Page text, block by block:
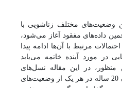
وضعیت‌های مختلف زناشویی با
داده‌های مفقود آغاز می‌شود،
مرتبط با آن‌ها ادامه پیدا
در مورد آینده خاتمه می‌یابد
منظور، در این مقاله نسل‌های
فرضی مشتمل بر صدهزار زن 20 ساله در هر یک از وضعیت‌های